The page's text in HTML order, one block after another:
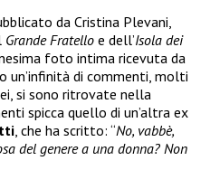
da Cristina Plevani,
Grande Fratello e dell’Isola dei
foto intima ricevuta da
un’infinità di commenti, molti
si sono ritrovate nella
spicca quello di un’altra ex
, che ha scritto: “No, vabbè,
del genere a una donna? Non